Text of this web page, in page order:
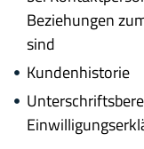
Beziehungen
sind
Kundenhistorie